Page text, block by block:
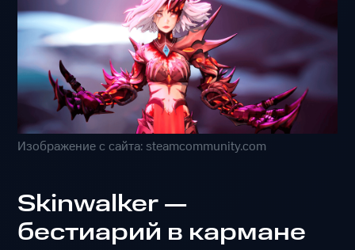
Изображение с сайта: steamcommunity.com
Skinwalker —
бестиарий в кармане